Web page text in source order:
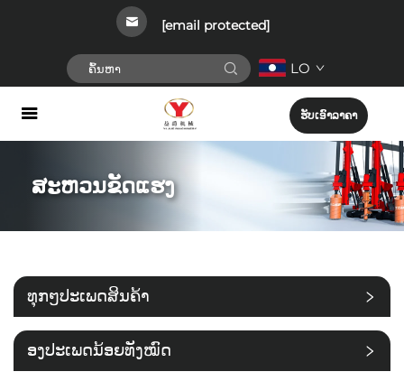
[email protected]
LO
ຮັບເອົາລາຄາ
ສະຫວນຂັດແຮງ
ທຸກໆປະເພດສິນຄ້າ
່ອງປະເພດນ້ອຍທັງໝົດ